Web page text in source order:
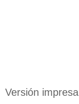
Versión impresa